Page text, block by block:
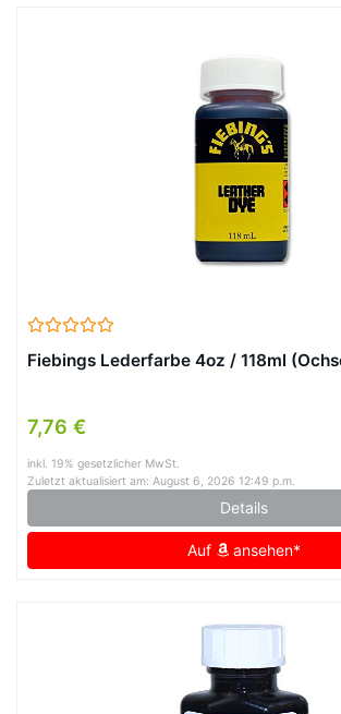
Fiebings Lederfarbe 4oz / 118ml
7,76 €
inkl. 19% gesetzlicher MwSt.
Zuletzt aktualisiert am: August 6, 2026 12:49 p.m.
Details
Auf ansehen*